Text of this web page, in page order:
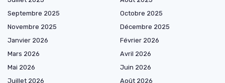
Septembre 2025
Octobre 2025
Novembre 2025
Décembre 2025
Janvier 2026
Février 2026
Mars 2026
Avril 2026
Mai 2026
Juin 2026
Juillet 2026
Août 2026